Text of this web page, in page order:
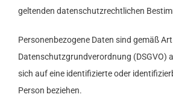
geltenden datenschutzrechtlichen
Personenbezogene Daten sind gemäß
Datenschutzgrundverordnung (DSGVO)
sich auf eine identifizierte oder
Person beziehen.